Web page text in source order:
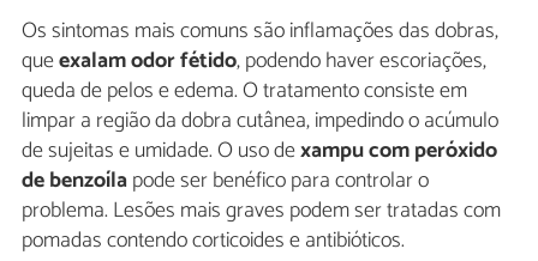
Os sintomas mais comuns são inflamações das dobras,
queexalam odor fétido, podendo haver escoriações,
queda de pelos e edema. O tratamento consiste em
limpar a região da dobra cutânea, impedindo o acúmulo
de sujeitas e umidade. O uso dexampu com peróxido
de benzoílapode ser benéfico para controlar o
problema. Lesões mais graves podem ser tratadas com
pomadas contendo corticoides e antibióticos.